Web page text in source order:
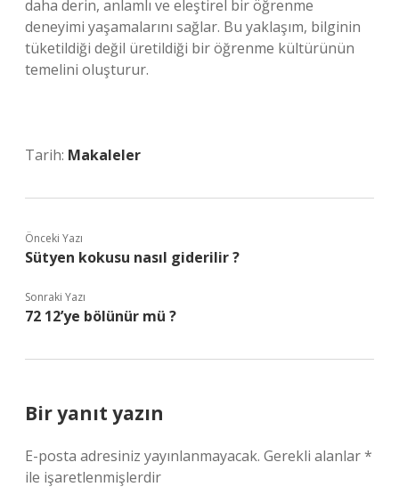
daha derin, anlamlı ve eleştirel bir öğrenme
deneyimi yaşamalarını sağlar. Bu yaklaşım, bilginin
tüketildiği değil üretildiği bir öğrenme kültürünün
temelini oluşturur.
Tarih: Makaleler
Önceki Yazı
Sütyen kokusu nasıl giderilir ?
Sonraki Yazı
72 12’ye bölünür mü ?
Bir yanıt yazın
E-posta adresiniz yayınlanmayacak. Gerekli alanlar*
ile işaretlenmişlerdir